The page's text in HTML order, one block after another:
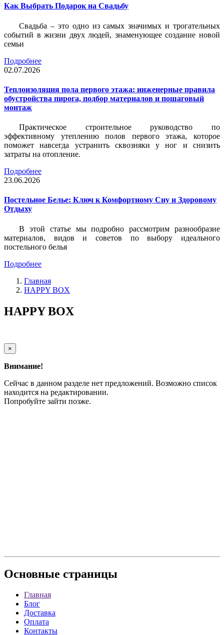
Как Выбрать Подарок на Свадьбу
Свадьба – это одно из самых значимых и трогательных
событий в жизни двух людей, знаменующее создание новой
семьи
Подробнее
02.07.2026
Теплоизоляция пола первого этажа: инженерные правила
обустройства пирога, подбор материалов и пошаговый
монтаж
Практическое строительное руководство по
эффективному утеплению полов первого этажа, которое
поможет навсегда устранить сквозняки у ног и снизить
затраты на отопление.
Подробнее
23.06.2026
Постельное Белье: Ключ к Комфортному Сну и Здоровому
Отдыху
В этой статье мы подробно рассмотрим разнообразие
материалов, видов и советов по выбору идеального
постельного белья
Подробнее
Главная
HAPPY BOX
HAPPY BOX
×
Внимание!
Сейчас в данном разделе нет предложений. Возможно список
находится на редактировании.
Попробуйте зайти позже.
Основные страницы
Главная
Блог
Доставка
Оплата
Контакты